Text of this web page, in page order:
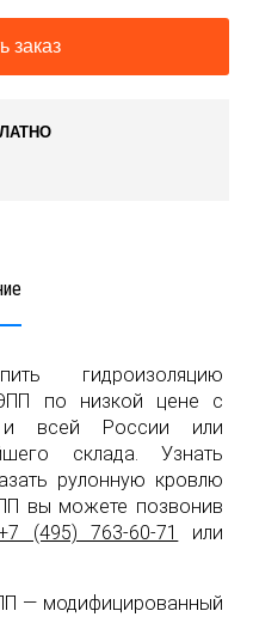
заказ
гидроизоляцию
ЭПП по низкой цене с
всей России или
склада. Узнать
рулонную кровлю
вы можете позвонив
(495) 763-60-71
или
— модифицированный